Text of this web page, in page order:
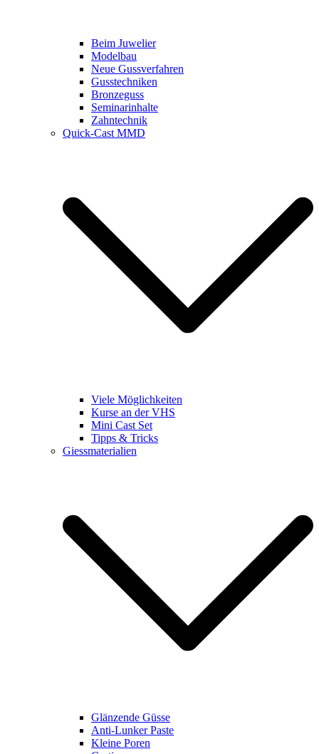
Beim Juwelier
Modelbau
Neue Gussverfahren
Gusstechniken
Bronzeguss
Seminarinhalte
Zahntechnik
Quick-Cast MMD
Viele Möglichkeiten
Kurse an der VHS
Mini Cast Set
Tipps & Tricks
Giessmaterialien
Glänzende Güsse
Anti-Lunker Paste
Kleine Poren